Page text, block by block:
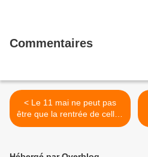
Commentaires
< Le 11 mai ne peut pas
être que la rentrée de celles
et ceux qui n’ont